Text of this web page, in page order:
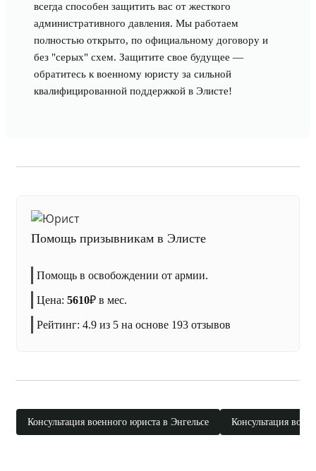
всегда способен защитить вас от жесткого
административного давления. Мы работаем
полностью открыто, по официальному договору и
без "серых" схем. Защитите свое будущее —
обратитесь к военному юристу за сильной
квалифицированной поддержкой в Элисте!
Помощь призывникам в Элисте
Помощь в освобождении от армии.
Цена: 5610₽ в мес.
Рейтинг: 4.9 из 5 на основе 193 отзывов
Консультация военного юриста в Энгельсе Консультация